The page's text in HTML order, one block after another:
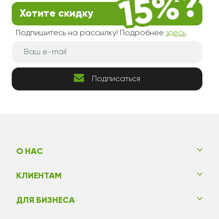
Хотите скидку
Подпишитесь на рассылку! Подробнее здесь.
Подписаться
О НАС
КЛИЕНТАМ
ДЛЯ БИЗНЕСА